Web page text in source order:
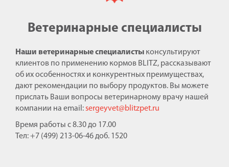
Ветеринарные специалисты
Наши ветеринарные специалисты консультируют
клиентов по применению кормов BLITZ, рассказывают
об их особенностях и конкурентных преимуществах,
дают рекомендации по выбору продуктов. Вы можете
прислать Ваши вопросы ветеринарному врачу нашей
компании на email:sergeyvet@blitzpet.ru
Время работы с 8.30 до 17.00
Тел: +7 (499) 213-06-46 доб. 1520